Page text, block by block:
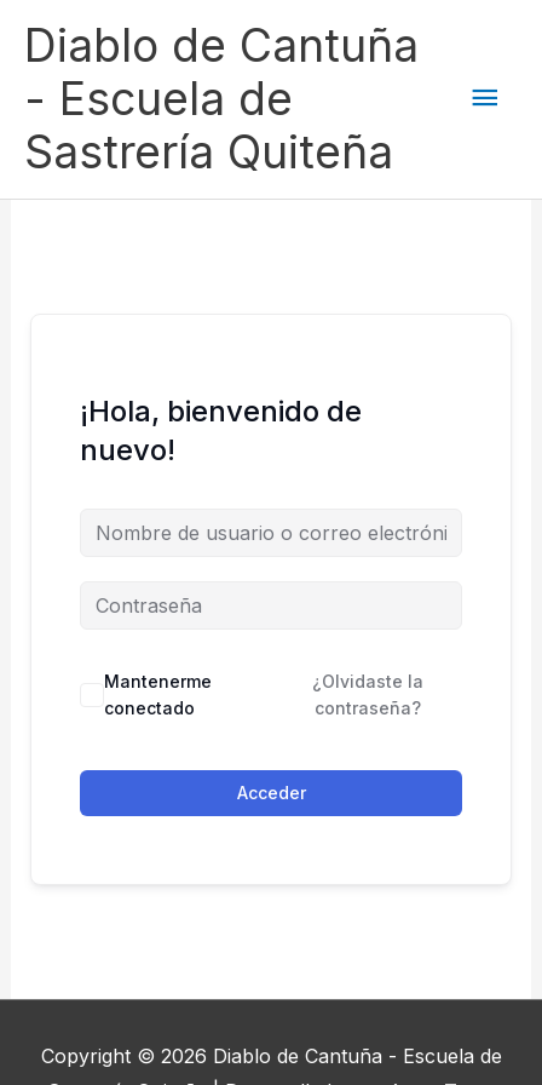
Diablo de Cantuña
- Escuela de
Sastrería Quiteña
¡Hola, bienvenido de
nuevo!
Mantenerme
conectado
¿Olvidaste la
contraseña?
Acceder
Copyright © 2026 Diablo de Cantuña - Escuela de